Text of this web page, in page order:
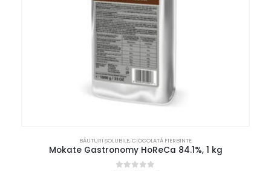
BĂUTURI SOLUBILE,CIOCOLATĂ FIERBINTE
Mokate Gastronomy HoReCa 84.1%, 1 kg